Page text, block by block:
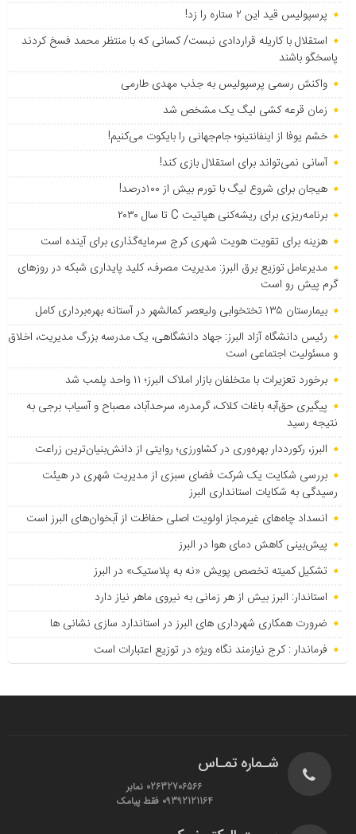
پرسپولیس قید این ۲ ستاره را زد!
استقلال با کاریله قراردادی نبست/ کسانی که با منتظر محمد فسخ کردند
پاسخگو باشند
واکنش رسمی پرسپولیس به جذب مهدی طارمی
زمان قرعه کشی لیگ یک مشخص شد
خشم یوفا از اینفانتینو؛ جام‌جهانی را بایکوت می‌کنیم!
آسانی نمی‌تواند برای استقلال بازی کند!
هیجان برای شروع لیگ با تورم بیش از ۱۰۰درصد!
برنامه‌ریزی برای ریشه‌کنی هپاتیت C تا سال ۲۰۳۰
هزینه برای تقویت هویت شهری کرج سرمایه‌گذاری برای آینده است
مدیرعامل توزیع برق البرز: مدیریت مصرف، کلید پایداری شبکه در روزهای
گرم پیش رو است
بیمارستان ۱۳۵ تختخوابی ولیعصر کمالشهر در آستانه بهره‌برداری کامل
رئیس دانشگاه آزاد البرز: جهاد دانشگاهی، یک مدرسه بزرگ مدیریت، اخلاق
و مسئولیت اجتماعی است
برخورد تعزیرات با متخلفان بازار املاک البرز؛ ۱۱ واحد پلمب شد
پیگیری حق‌آبه باغات کلاک، گرمدره، سرحدآباد، مصباح و آسیاب برجی به
نتیجه رسید
البرز، رکورددار بهره‌وری در کشاورزی؛ روایتی از دانش‌بنیان‌ترین زراعت
بررسی شکایت یک شرکت فضای سبزی از مدیریت شهری در هیئت
رسیدگی به شکایات استانداری البرز
انسداد چاه‌های غیرمجاز اولویت اصلی حفاظت از آبخوان‌های البرز است
پیش‌بینی کاهش دمای هوا در البرز
تشکیل کمیته تخصص پویش «نه به پلاستیک» در البرز
استاندار: البرز بیش از هر زمانی به نیروی ماهر نیاز دارد
ضرورت همکاری شهرداری های البرز در استاندارد سازی نشانی ها
فرماندار : کرج نیازمند نگاه ویژه در توزیع اعتبارات است
شـماره تمـاس
02632706566 نمابر
09392121164 فقط پیامک